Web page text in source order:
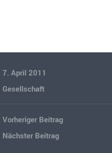
7. April 2011
Gesellschaft
Vorheriger Beitrag
Nächster Beitrag